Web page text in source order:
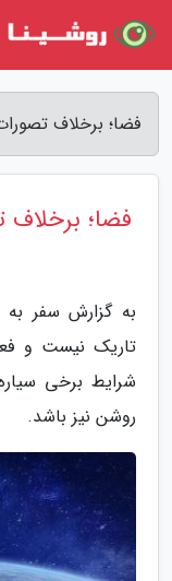
فضا؛ برخلاف
فضا؛ برخلاف
به گزارش سفر به
تاریک نیست و
شرایط برخی
روشن نیز باشد.